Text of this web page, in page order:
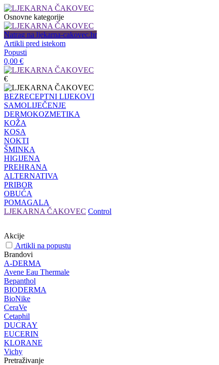
Osnovne kategorije
Natrag na ljekarna-cakovec.hr
Artikli pred istekom
Popusti
0,00 €
€
BEZRECEPTNI LIJEKOVI
SAMOLIJEČENJE
DERMOKOZMETIKA
KOŽA
KOSA
NOKTI
ŠMINKA
HIGIJENA
PREHRANA
ALTERNATIVA
PRIBOR
OBUĆA
POMAGALA
LJEKARNA ČAKOVEC Control
Akcije
Artikli na popustu
Brandovi
A-DERMA
Avene Eau Thermale
Bepanthol
BIODERMA
BioNike
CeraVe
Cetaphil
DUCRAY
EUCERIN
KLORANE
Vichy
Pretraživanje